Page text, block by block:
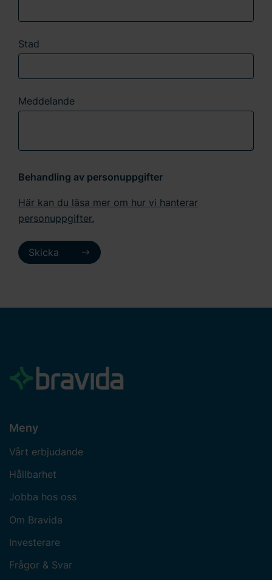
Stad
Meddelande
Behandling av personuppgifter
Här kan du läsa mer om hur vi hanterar
personuppgifter.
Skicka
Meny
Vårt erbjudande
Hållbarhet
Jobba hos oss
Om Bravida
Investerare
Frågor & Svar